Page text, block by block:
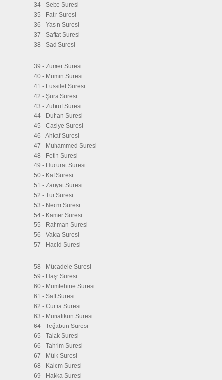
34 - Sebe Suresi
35 - Fatır Suresi
36 - Yasin Suresi
37 - Saffat Suresi
38 - Sad Suresi
39 - Zumer Suresi
40 - Mümin Suresi
41 - Fussilet Suresi
42 - Şura Suresi
43 - Zuhruf Suresi
44 - Duhan Suresi
45 - Casiye Suresi
46 - Ahkaf Suresi
47 - Muhammed Suresi
48 - Fetih Suresi
49 - Hucurat Suresi
50 - Kaf Suresi
51 - Zariyat Suresi
52 - Tur Suresi
53 - Necm Suresi
54 - Kamer Suresi
55 - Rahman Suresi
56 - Vakıa Suresi
57 - Hadid Suresi
58 - Mücadele Suresi
59 - Haşr Suresi
60 - Mumtehine Suresi
61 - Saff Suresi
62 - Cuma Suresi
63 - Munafikun Suresi
64 - Teğabun Suresi
65 - Talak Suresi
66 - Tahrim Suresi
67 - Mülk Suresi
68 - Kalem Suresi
69 - Hakka Suresi